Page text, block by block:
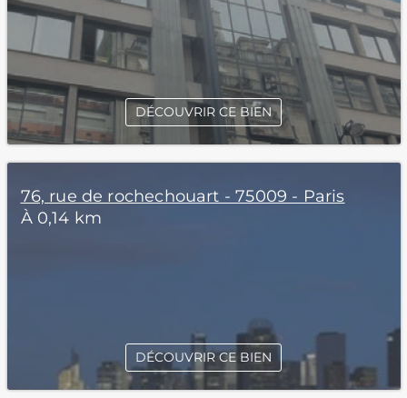
DÉCOUVRIR CE BIEN
76, rue de rochechouart - 75009 - Paris
À 0,14 km
DÉCOUVRIR CE BIEN